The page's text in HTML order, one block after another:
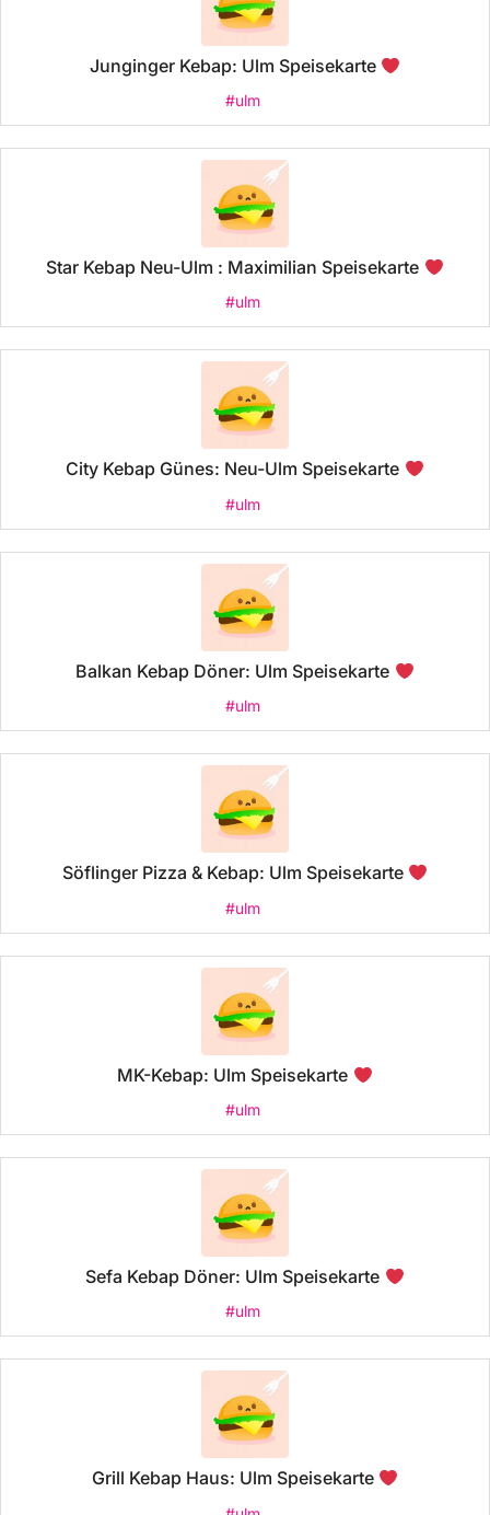
Junginger Kebap: Ulm Speisekarte
#ulm
Star Kebap Neu-Ulm : Maximilian Speisekarte
#ulm
City Kebap Günes: Neu-Ulm Speisekarte
#ulm
Balkan Kebap Döner: Ulm Speisekarte
#ulm
Söflinger Pizza & Kebap: Ulm Speisekarte
#ulm
MK-Kebap: Ulm Speisekarte
#ulm
Sefa Kebap Döner: Ulm Speisekarte
#ulm
Grill Kebap Haus: Ulm Speisekarte